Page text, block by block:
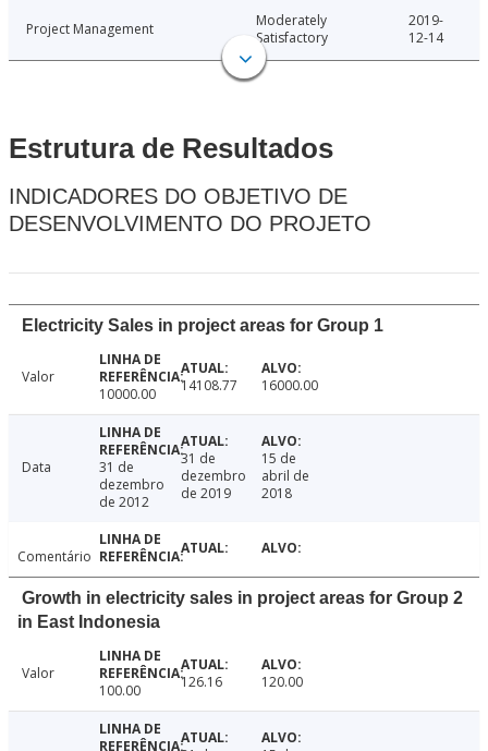
Project Management
Moderately
Satisfactory
2019-
12-14
Estrutura de Resultados
INDICADORES DO OBJETIVO DE
DESENVOLVIMENTO DO PROJETO
Electricity Sales in project areas for Group 1
Valor
10000.00
14108.77 16000.00
Data
31 de
dezembro
de 2012
31 de
dezembro
de 2019
15 de
abril de
2018
Comentário
Growth in electricity sales in project areas for Group 2
in East Indonesia
Valor
100.00
126.16 120.00